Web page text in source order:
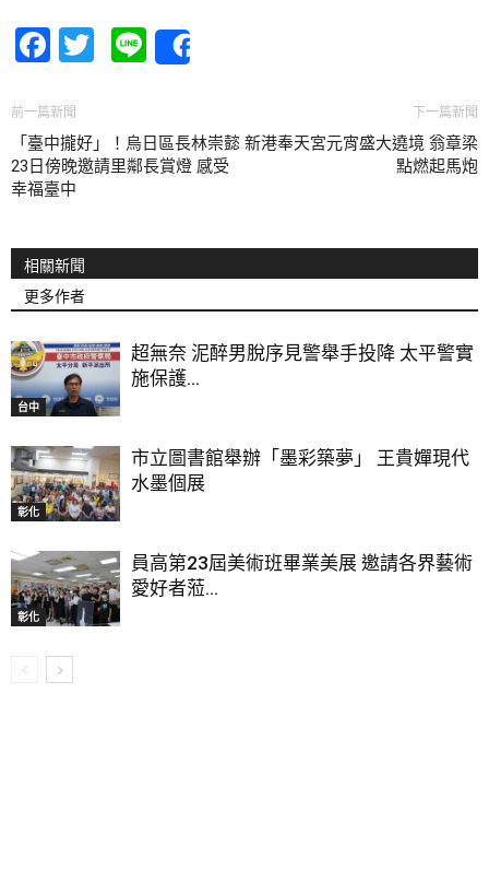
Facebook
Twitter
Line
前一篇新聞
「臺中攏好」！烏日區長林崇懿
23日傍晚邀請里鄰長賞燈 感受
幸福臺中
下一篇新聞
新港奉天宮元宵盛大遶境 翁章梁
點燃起馬炮
相關新聞
更多作者
台中
超無奈 泥醉男脫序見警舉手投降 太平警實
施保護...
彰化
市立圖書館舉辦「墨彩築夢」 王貴嬋現代
水墨個展
彰化
員高第23屆美術班畢業美展 邀請各界藝術
愛好者蒞...